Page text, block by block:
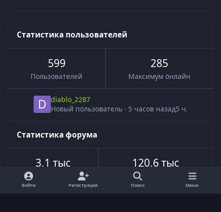
Статистика пользователей
599
Пользователей
285
Максимум онлайн
diablo_2287
Новый пользователь · 5 часов назад5 ч.
Статистика форума
3,1 тыс
Всего сообщений
120,6 тыс
Войти Регистрация Поиск Меню